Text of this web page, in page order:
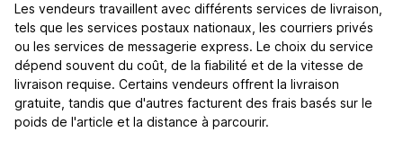
Les vendeurs travaillent avec différents services de livraison,
tels que les services postaux nationaux, les courriers privés
ou les services de messagerie express. Le choix du service
dépend souvent du coût, de la fiabilité et de la vitesse de
livraison requise. Certains vendeurs offrent la livraison
gratuite, tandis que d'autres facturent des frais basés sur le
poids de l'article et la distance à parcourir.